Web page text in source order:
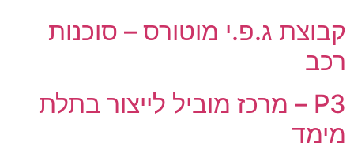
קבוצת ג.פ.י מוטורס – סוכנות
רכב
P3 – מרכז מוביל לייצור בתלת
מימד